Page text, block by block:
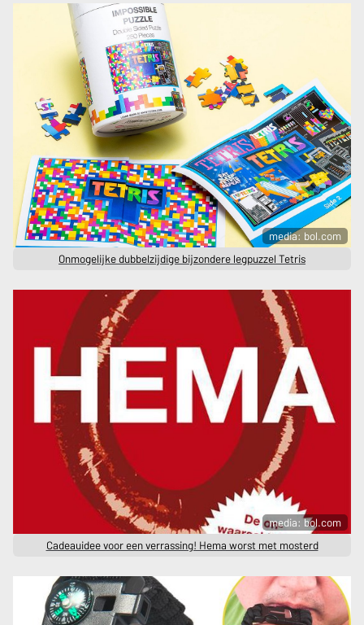
media: bol.com
Onmogelijke dubbelzijdige bijzondere legpuzzel Tetris
media: bol.com
Cadeauidee voor een verrassing! Hema worst met mosterd